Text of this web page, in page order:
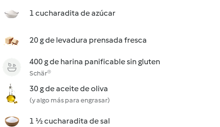
1 cucharadita de azúcar
20 g de levadura prensada fresca
400 g de harina panificable sin gluten
Schär®
30 g de aceite de oliva
(y algo más para engrasar)
1 ½ cucharadita de sal